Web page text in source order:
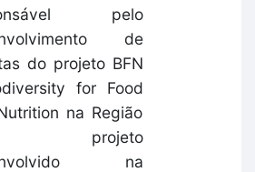
pelo
de
do projeto BFN
for Food
na Região
projeto
na